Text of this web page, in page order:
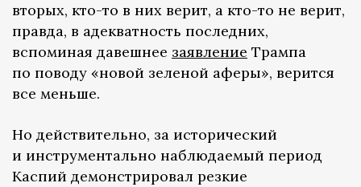
вторых, кто-то в них верит, а кто-то не верит,
правда, в адекватность последних,
вспоминая давешнее заявление Трампа
по поводу «новой зеленой аферы», верится
все меньше.
Но действительно, за исторический
и инструментально наблюдаемый период
Каспий демонстрировал резкие